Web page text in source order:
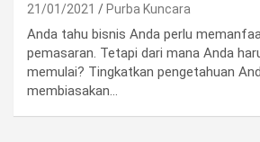
21/01/2021 Purba Kuncara
Anda tahu bisnis Anda perlu
pemasaran. Tetapi dari mana Anda
memulai? Tingkatkan pengetahuan
membiasakan…